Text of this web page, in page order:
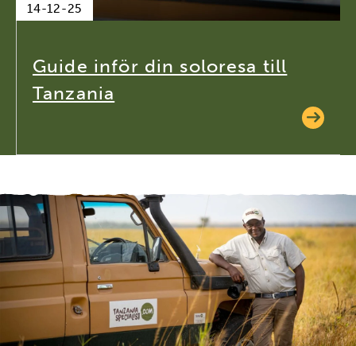
14-12-25
Guide inför din soloresa till
Tanzania